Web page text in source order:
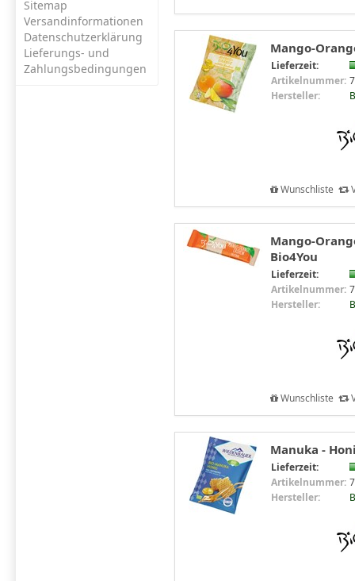
Sitemap
Versandinformationen
Datenschutzerklärung
Lieferungs- und
Zahlungsbedingungen
Mango-
Lieferzeit:
Artikelnummer:
Hersteller:
Wunschliste
Mango-
Bio4You
Lieferzeit:
Artikelnummer:
Hersteller:
Wunschliste
Manuka -
Lieferzeit:
Artikelnummer:
Hersteller: